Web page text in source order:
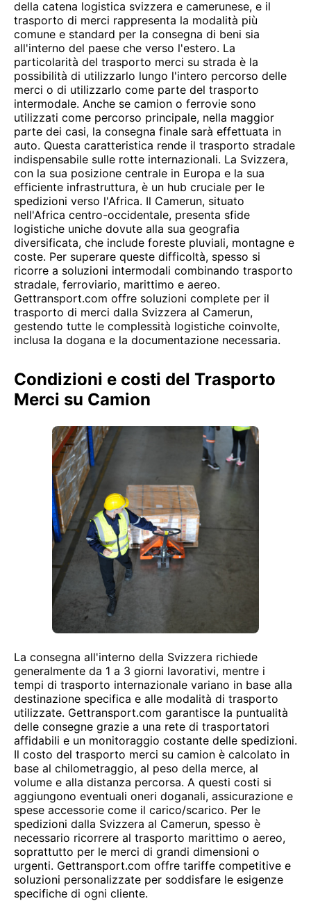
della catena logistica svizzera e camerunese, e il
trasporto di merci rappresenta la modalità più
comune e standard per la consegna di beni sia
all'interno del paese che verso l'estero. La
particolarità del trasporto merci su strada è la
possibilità di utilizzarlo lungo l'intero percorso delle
merci o di utilizzarlo come parte del trasporto
intermodale. Anche se camion o ferrovie sono
utilizzati come percorso principale, nella maggior
parte dei casi, la consegna finale sarà effettuata in
auto. Questa caratteristica rende il trasporto stradale
indispensabile sulle rotte internazionali. La Svizzera,
con la sua posizione centrale in Europa e la sua
efficiente infrastruttura, è un hub cruciale per le
spedizioni verso l'Africa. Il Camerun, situato
nell'Africa centro-occidentale, presenta sfide
logistiche uniche dovute alla sua geografia
diversificata, che include foreste pluviali, montagne e
coste. Per superare queste difficoltà, spesso si
ricorre a soluzioni intermodali combinando trasporto
stradale, ferroviario, marittimo e aereo.
Gettransport.com offre soluzioni complete per il
trasporto di merci dalla Svizzera al Camerun,
gestendo tutte le complessità logistiche coinvolte,
inclusa la dogana e la documentazione necessaria.
Condizioni e costi del Trasporto
Merci su Camion
La consegna all'interno della Svizzera richiede
generalmente da 1 a 3 giorni lavorativi, mentre i
tempi di trasporto internazionale variano in base alla
destinazione specifica e alle modalità di trasporto
utilizzate. Gettransport.com garantisce la puntualità
delle consegne grazie a una rete di trasportatori
affidabili e un monitoraggio costante delle spedizioni.
Il costo del trasporto merci su camion è calcolato in
base al chilometraggio, al peso della merce, al
volume e alla distanza percorsa. A questi costi si
aggiungono eventuali oneri doganali, assicurazione e
spese accessorie come il carico/scarico. Per le
spedizioni dalla Svizzera al Camerun, spesso è
necessario ricorrere al trasporto marittimo o aereo,
soprattutto per le merci di grandi dimensioni o
urgenti. Gettransport.com offre tariffe competitive e
soluzioni personalizzate per soddisfare le esigenze
specifiche di ogni cliente.